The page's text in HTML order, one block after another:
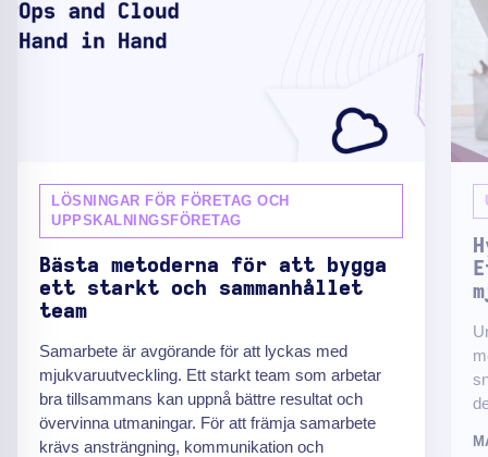
LÖSNINGAR FÖR FÖRETAG OCH
UPPSKALNINGSFÖRETAG
Bästa metoderna för att bygga
ett starkt och sammanhållet
team
Samarbete är avgörande för att lyckas med
mjukvaruutveckling. Ett starkt team som arbetar
bra tillsammans kan uppnå bättre resultat och
övervinna utmaningar. För att främja samarbete
krävs ansträngning, kommunikation och